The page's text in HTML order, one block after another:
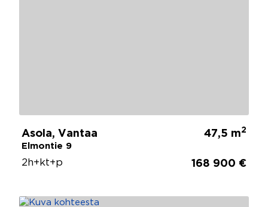
Asola, Vantaa
Elmontie 9
47,5 m2
2h+kt+p 168 900 €